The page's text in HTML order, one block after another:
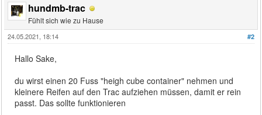
hundmb-trac
Fühlt sich wie zu Hause
#2
24.05.2021, 18:14
Hallo Sake,
du wirst einen 20 Fuss "heigh cube container" nehmen und
kleinere Reifen auf den Trac aufziehen müssen, damit er rein
passt. Das sollte funktionieren